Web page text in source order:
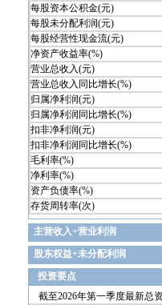
每股资本公积金(元)
每股未分配利润(元)
每股经营性现金流(元)
净资产收益率(%)
营业总收入(元)
营业总收入同比增长(%)
归属净利润(元)
归属净利润同比增长(%)
扣非净利润(元)
扣非净利润同比增长(%)
毛利率(%)
净利率(%)
资产负债率(%)
存货周转率(次)
主营收入+营业利润
股东权益+未分配利润
投资要点
截至2026年第一季度最新总资